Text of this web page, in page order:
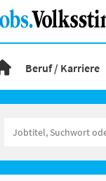
Beruf / Karriere